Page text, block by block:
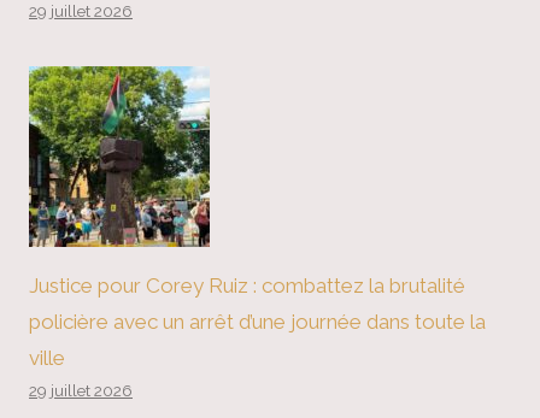
29 juillet 2026
Justice pour Corey Ruiz : combattez la brutalité
policière avec un arrêt d’une journée dans toute la
ville
29 juillet 2026